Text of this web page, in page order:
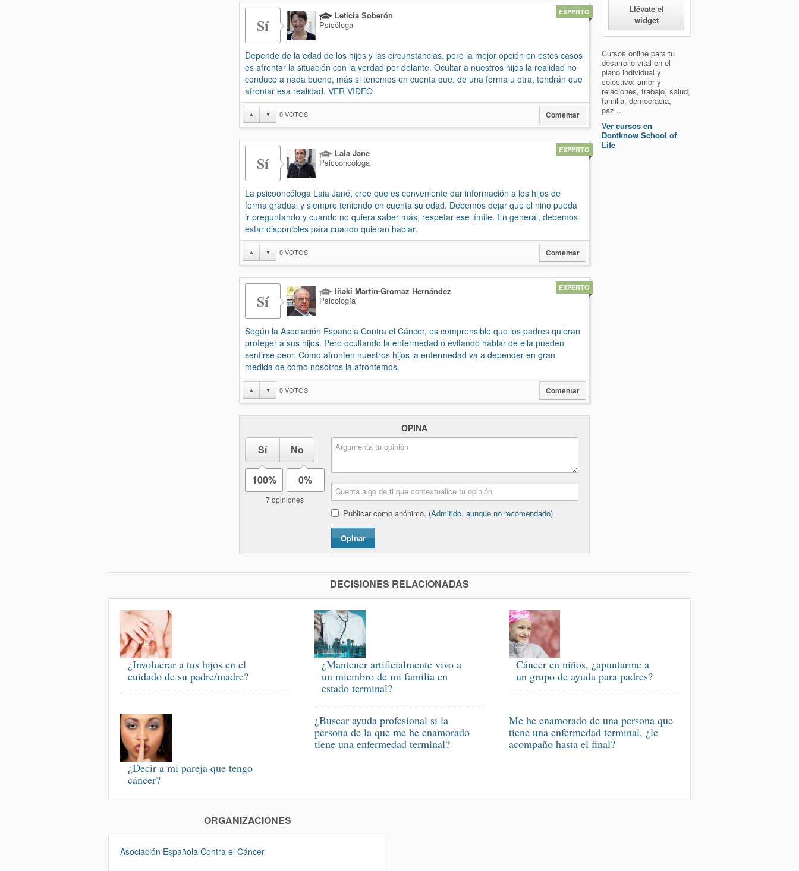
Sí
Leticia Soberón
Psicóloga
Depende de la edad de los hijos y las circunstancias, pero la mejor opción en estos casos
es afrontar la situación con la verdad por delante. Ocultar a nuestros hijos la realidad no
conduce a nada bueno, más si tenemos en cuenta que, de una forma u otra, tendrán que
afrontar esa realidad. VER VIDEO
EXPERTO
▲ ▼ 0VOTOS Comentar
Sí
Laia Jane
Psicooncóloga
La psicooncóloga Laia Jané, cree que es conveniente dar información a los hijos de
forma gradual y siempre teniendo en cuenta su edad. Debemos dejar que el niño pueda
ir preguntando y cuando no quiera saber más, respetar ese límite. En general, debemos
estar disponibles para cuando quieran hablar.
EXPERTO
▲ ▼ 0VOTOS Comentar
Sí
Iñaki Martin-Gromaz Hernández
Psicología
Según la Asociación Española Contra el Cáncer, es comprensible que los padres quieran
proteger a sus hijos. Pero ocultando la enfermedad o evitando hablar de ella pueden
sentirse peor. Cómo afronten nuestros hijos la enfermedad va a depender en gran
medida de cómo nosotros la afrontemos.
EXPERTO
▲ ▼ 0VOTOS Comentar
OPINA
Sí No
100% 0%
7 opiniones
Publicar como anónimo. (Admitido, aunque no recomendado)
Opinar
Llévate el
widget
Cursos online para tu
desarrollo vital en el
plano individual y
colectivo: amor y
relaciones, trabajo, salud,
familia, democracia,
paz...
Ver cursos en
Dontknow School of
Life
DECISIONES RELACIONADAS
¿Involucrar a tus hijos en el
cuidado de su padre/madre?
¿Mantener artificialmente vivo a
un miembro de mi familia en
estado terminal?
Cáncer en niños, ¿apuntarme a
un grupo de ayuda para padres?
¿Decir a mi pareja que tengo
cáncer?
¿Buscar ayuda profesional si la
persona de la que me he enamorado
tiene una enfermedad terminal?
Me he enamorado de una persona que
tiene una enfermedad terminal, ¿le
acompaño hasta el final?
ORGANIZACIONES
Asociación Española Contra el Cáncer